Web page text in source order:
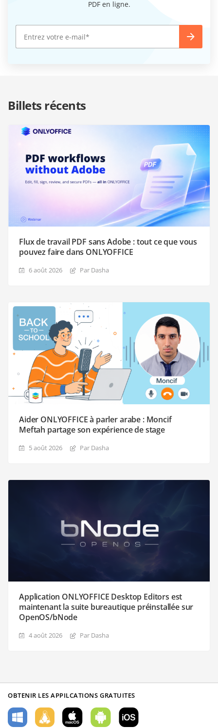
PDF en ligne.
Billets récents
Flux de travail PDF sans Adobe : tout ce que vous
pouvez faire dans ONLYOFFICE
6 août 2026 Par Dasha
Aider ONLYOFFICE à parler arabe : Moncif
Meftah partage son expérience de stage
5 août 2026 Par Dasha
Application ONLYOFFICE Desktop Editors est
maintenant la suite bureautique préinstallée sur
OpenOS/bNode
4 août 2026 Par Dasha
OBTENIR LES APPILCATIONS GRATUITES